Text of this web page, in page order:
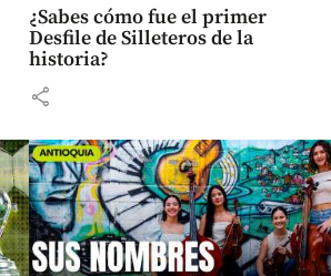
¿Sabes cómo fue el primer
Desfile de Silleteros de la
historia?
share